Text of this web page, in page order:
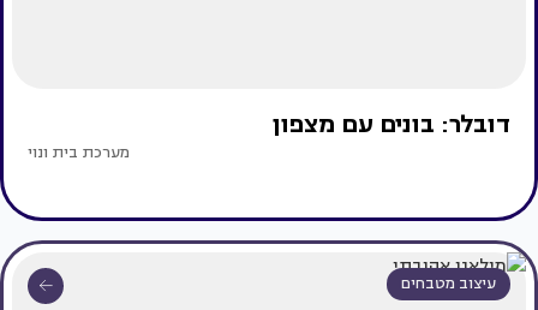
דובלר: בונים עם מצפון
מערכת בית ונוי
עיצוב מטבחים